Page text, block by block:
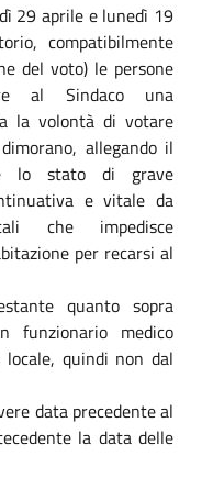
29 aprile e lunedì 19
compatibilmente
del voto) le persone
al Sindaco una
la volontà di votare
allegando il
lo stato di grave
e vitale da
che impedisce
per recarsi al
quanto sopra
funzionario medico
locale, quindi non dal
data precedente al
la data delle